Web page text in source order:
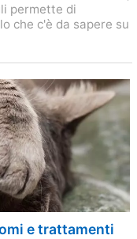
permette di
che c'è da sapere su
e trattamenti